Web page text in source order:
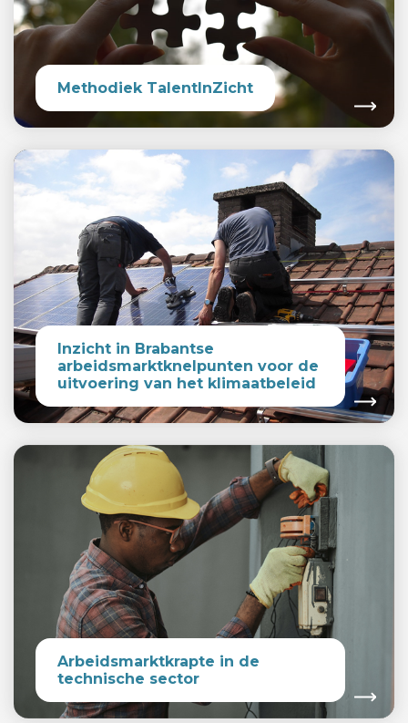
Methodiek TalentInZicht
Inzicht in Brabantse
arbeidsmarktknelpunten voor de
uitvoering van het klimaatbeleid
Arbeidsmarktkrapte in de
technische sector